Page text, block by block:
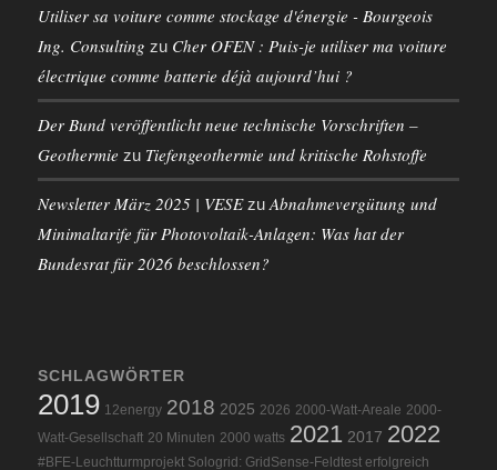
Utiliser sa voiture comme stockage d'énergie - Bourgeois
Ing. Consulting zu Cher OFEN : Puis-je utiliser ma voiture
électrique comme batterie déjà aujourd’hui ?
Der Bund veröffentlicht neue technische Vorschriften –
Geothermie zu Tiefengeothermie und kritische Rohstoffe
Newsletter März 2025 | VESEzuAbnahmevergütung und
Minimaltarife für Photovoltaik-Anlagen: Was hat der
Bundesrat für 2026 beschlossen?
SCHLAGWÖRTER
2019 12energy 2018 2025 2026 2000-Watt-Areale 2000-
Watt-Gesellschaft 20 Minuten 2000 watts 2021 2017 2022
#BFE-Leuchtturmprojekt Sologrid: GridSense-Feldtest erfolgreich